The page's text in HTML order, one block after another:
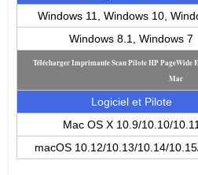
Windows 11, Windows 10,
Windows 8.1, Windows 7
Télécharger Imprimante Scan Pilote HP
Mac
Logiciel et Pilote
Mac OS X 10.9/10.10/10.11
macOS 10.12/10.13/10.14/